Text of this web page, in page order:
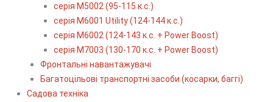
серія М5002 (95-115 к.с.)
серія M6001 Utility (124-144 к.с.)
серія М6002 (124-143 к.с. + Power Boost)
серія М7003 (130-170 к.с. + Power Boost)
Фронтальні навантажувачі
Багатоцільові транспортні засоби (косарки, баггі)
Садова техніка